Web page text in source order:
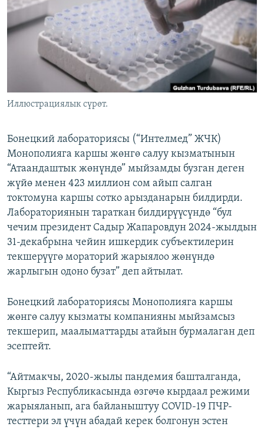
АЗАТТЫК+
ЫҢГАЙСЫЗ СУРООЛОР
ЭЕ/АРнун бардык сайттары
Иллюстрациялык сүрөт.
Бонецкий лабораториясы (“Интелмед” ЖЧК)
Монополияга каршы жөнгө салуу кызматынын
“Атаандаштык жөнүндө” мыйзамды бузган деген
жүйө менен 423 миллион сом айып салган
токтомуна каршы сотко арызданарын билдирди.
Лабораториянын тараткан билдирүүсүндө “бул
чечим президент Садыр Жапаровдун 2024-жылдын
31-декабрына чейин ишкердик субъектилерин
текшерүүгө мораторий жарыялоо жөнүндө
жарлыгын одоно бузат” деп айтылат.
Бонецкий лабораториясы Монополияга каршы
жөнгө салуу кызматы компанияны мыйзамсыз
текшерип, маалыматтарды атайын бурмалаган деп
эсептейт.
“Айтмакчы, 2020-жылы пандемия башталганда,
Кыргыз Республикасында өзгөчө кырдаал режими
жарыяланып, ага байланыштуу COVID-19 ПЧР-
тесттери эл үчүн абадай керек болгонун эстен